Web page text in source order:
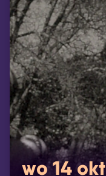
wo 14 okt